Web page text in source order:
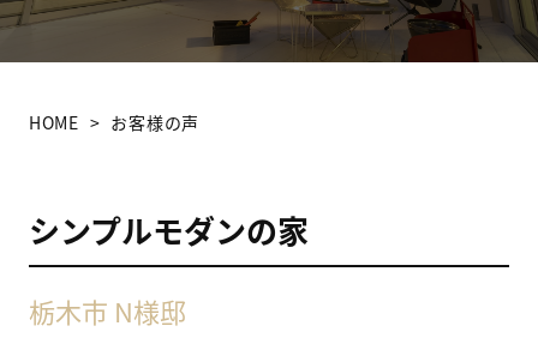
HOME お客様の声
シンプルモダンの家
栃木市 N様邸